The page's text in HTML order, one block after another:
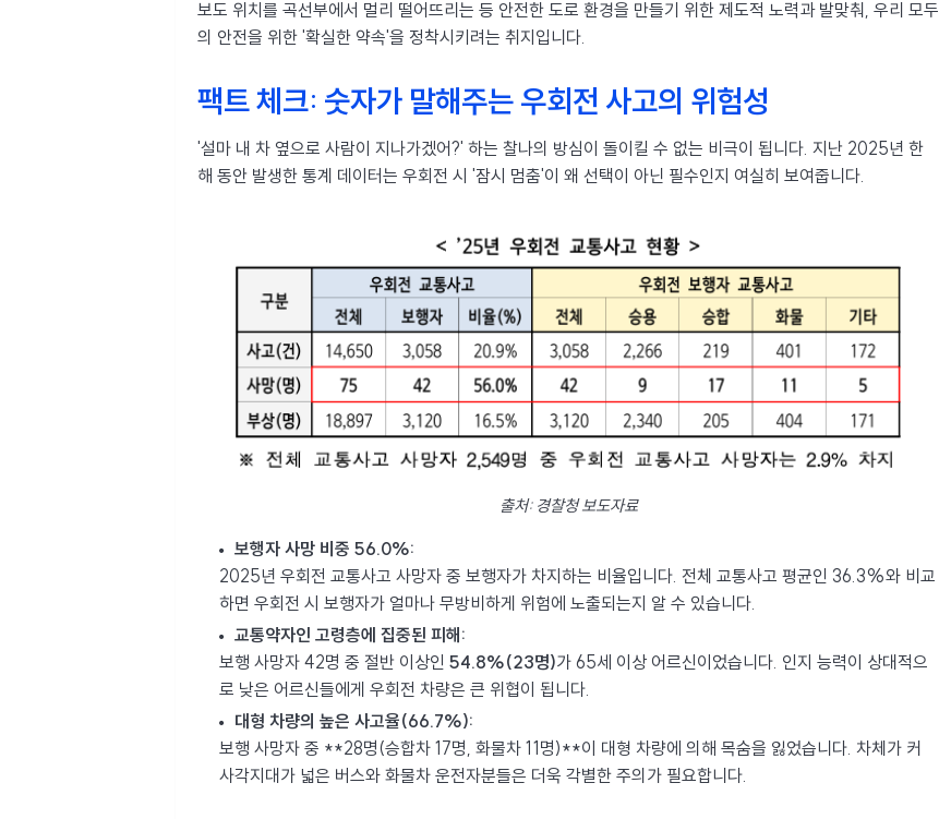
보도 위치를 곡선부에서 멀리 떨어뜨리는 등 안전한 도로 환경을 만들기 위한 제도적 노력과 발맞춰, 우리 모두
의 안전을 위한 '확실한 약속'을 정착시키려는 취지입니다.
팩트 체크: 숫자가 말해주는 우회전 사고의 위험성
'설마 내 차 옆으로 사람이 지나가겠어?' 하는 찰나의 방심이 돌이킬 수 없는 비극이 됩니다. 지난 2025년 한
해 동안 발생한 통계 데이터는 우회전 시 '잠시 멈춤'이 왜 선택이 아닌 필수인지 여실히 보여줍니다.
출처: 경찰청 보도자료
보행자 사망 비중 56.0%:
2025년 우회전 교통사고 사망자 중 보행자가 차지하는 비율입니다. 전체 교통사고 평균인 36.3%와 비교
하면 우회전 시 보행자가 얼마나 무방비하게 위험에 노출되는지 알 수 있습니다.
교통약자인 고령층에 집중된 피해:
보행 사망자 42명 중 절반 이상인 54.8%(23명)가 65세 이상 어르신이었습니다. 인지 능력이 상대적으
로 낮은 어르신들에게 우회전 차량은 큰 위협이 됩니다.
대형 차량의 높은 사고율(66.7%):
보행 사망자 중 **28명(승합차 17명, 화물차 11명)**이 대형 차량에 의해 목숨을 잃었습니다. 차체가 커
사각지대가 넓은 버스와 화물차 운전자분들은 더욱 각별한 주의가 필요합니다.